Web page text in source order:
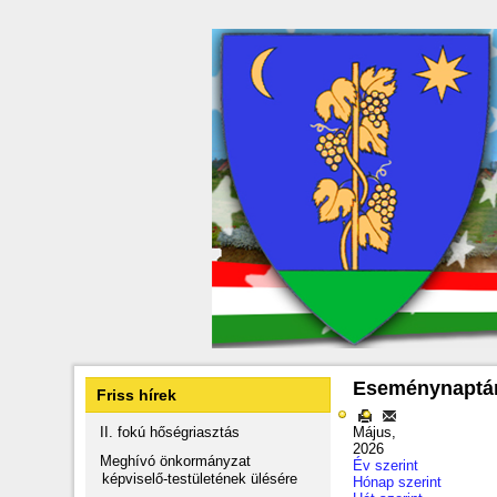
Friss hírek
II. fokú hőségriasztás
Meghívó önkormányzat
képviselő-testületének ülésére
Május,
2026
Év szerint
Hónap szerint